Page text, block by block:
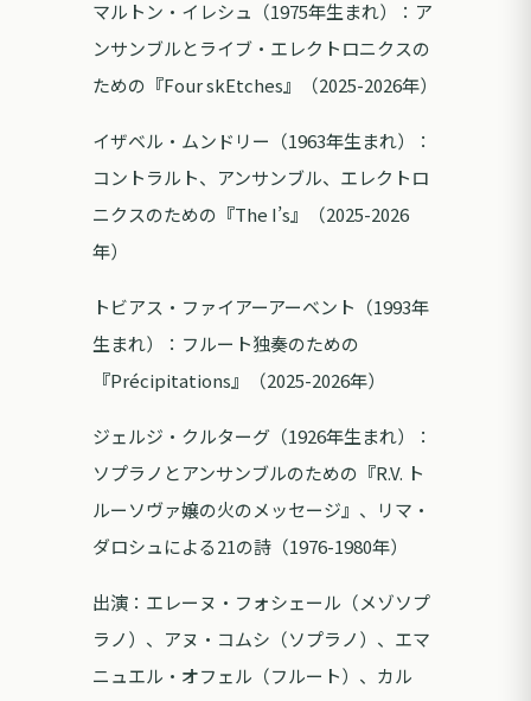
マルトン・イレシュ（1975年生まれ）：ア
ンサンブルとライブ・エレクトロニクスの
ための『Four skEtches』（2025-2026年）
イザベル・ムンドリー（1963年生まれ）：
コントラルト、アンサンブル、エレクトロ
ニクスのための『The I’s』（2025-2026
年）
トビアス・ファイアーアーベント（1993年
生まれ）：フルート独奏のための
『Précipitations』（2025-2026年）
ジェルジ・クルターグ（1926年生まれ）：
ソプラノとアンサンブルのための『R.V. ト
ルーソヴァ嬢の火のメッセージ』、リマ・
ダロシュによる21の詩（1976-1980年）
出演：エレーヌ・フォシェール（メゾソプ
ラノ）、アヌ・コムシ（ソプラノ）、エマ
ニュエル・オフェル（フルート）、カル